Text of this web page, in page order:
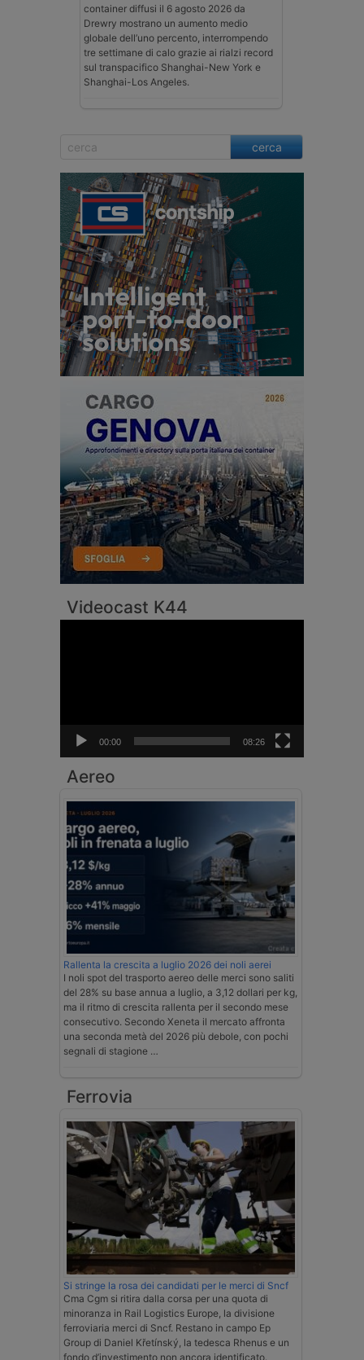
container diffusi il 6 agosto 2026 da
Drewry mostrano un aumento medio
globale dell’uno percento, interrompendo
tre settimane di calo grazie ai rialzi record
sul transpacifico Shanghai-New York e
Shanghai-Los Angeles.
cerca
Videocast K44
00:00 08:26
Aereo
Rallenta la crescita a luglio 2026 dei noli aerei
I noli spot del trasporto aereo delle merci sono saliti
del 28% su base annua a luglio, a 3,12 dollari per kg,
ma il ritmo di crescita rallenta per il secondo mese
consecutivo. Secondo Xeneta il mercato affronta
una seconda metà del 2026 più debole, con pochi
segnali di stagione …
Ferrovia
Si stringe la rosa dei candidati per le merci di Sncf
Cma Cgm si ritira dalla corsa per una quota di
minoranza in Rail Logistics Europe, la divisione
ferroviaria merci di Sncf. Restano in campo Ep
Group di Daniel Křetínský, la tedesca Rhenus e un
fondo d’investimento non ancora identificato.